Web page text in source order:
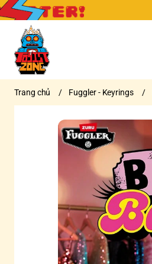
Trang chủ / Fuggler - Keyrings /